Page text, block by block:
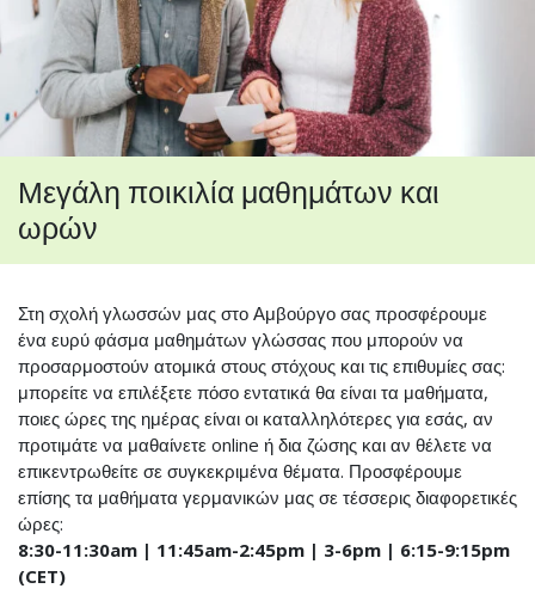
Μεγάλη ποικιλία μαθημάτων και
ωρών
Στη σχολή γλωσσών μας στο Αμβούργο σας προσφέρουμε
ένα ευρύ φάσμα μαθημάτων γλώσσας που μπορούν να
προσαρμοστούν ατομικά στους στόχους και τις επιθυμίες σας:
μπορείτε να επιλέξετε πόσο εντατικά θα είναι τα μαθήματα,
ποιες ώρες της ημέρας είναι οι καταλληλότερες για εσάς, αν
προτιμάτε να μαθαίνετε online ή δια ζώσης και αν θέλετε να
επικεντρωθείτε σε συγκεκριμένα θέματα. Προσφέρουμε
επίσης τα μαθήματα γερμανικών μας σε τέσσερις διαφορετικές
ώρες:
8:30-11:30am | 11:45am-2:45pm | 3-6pm | 6:15-9:15pm
(CET)